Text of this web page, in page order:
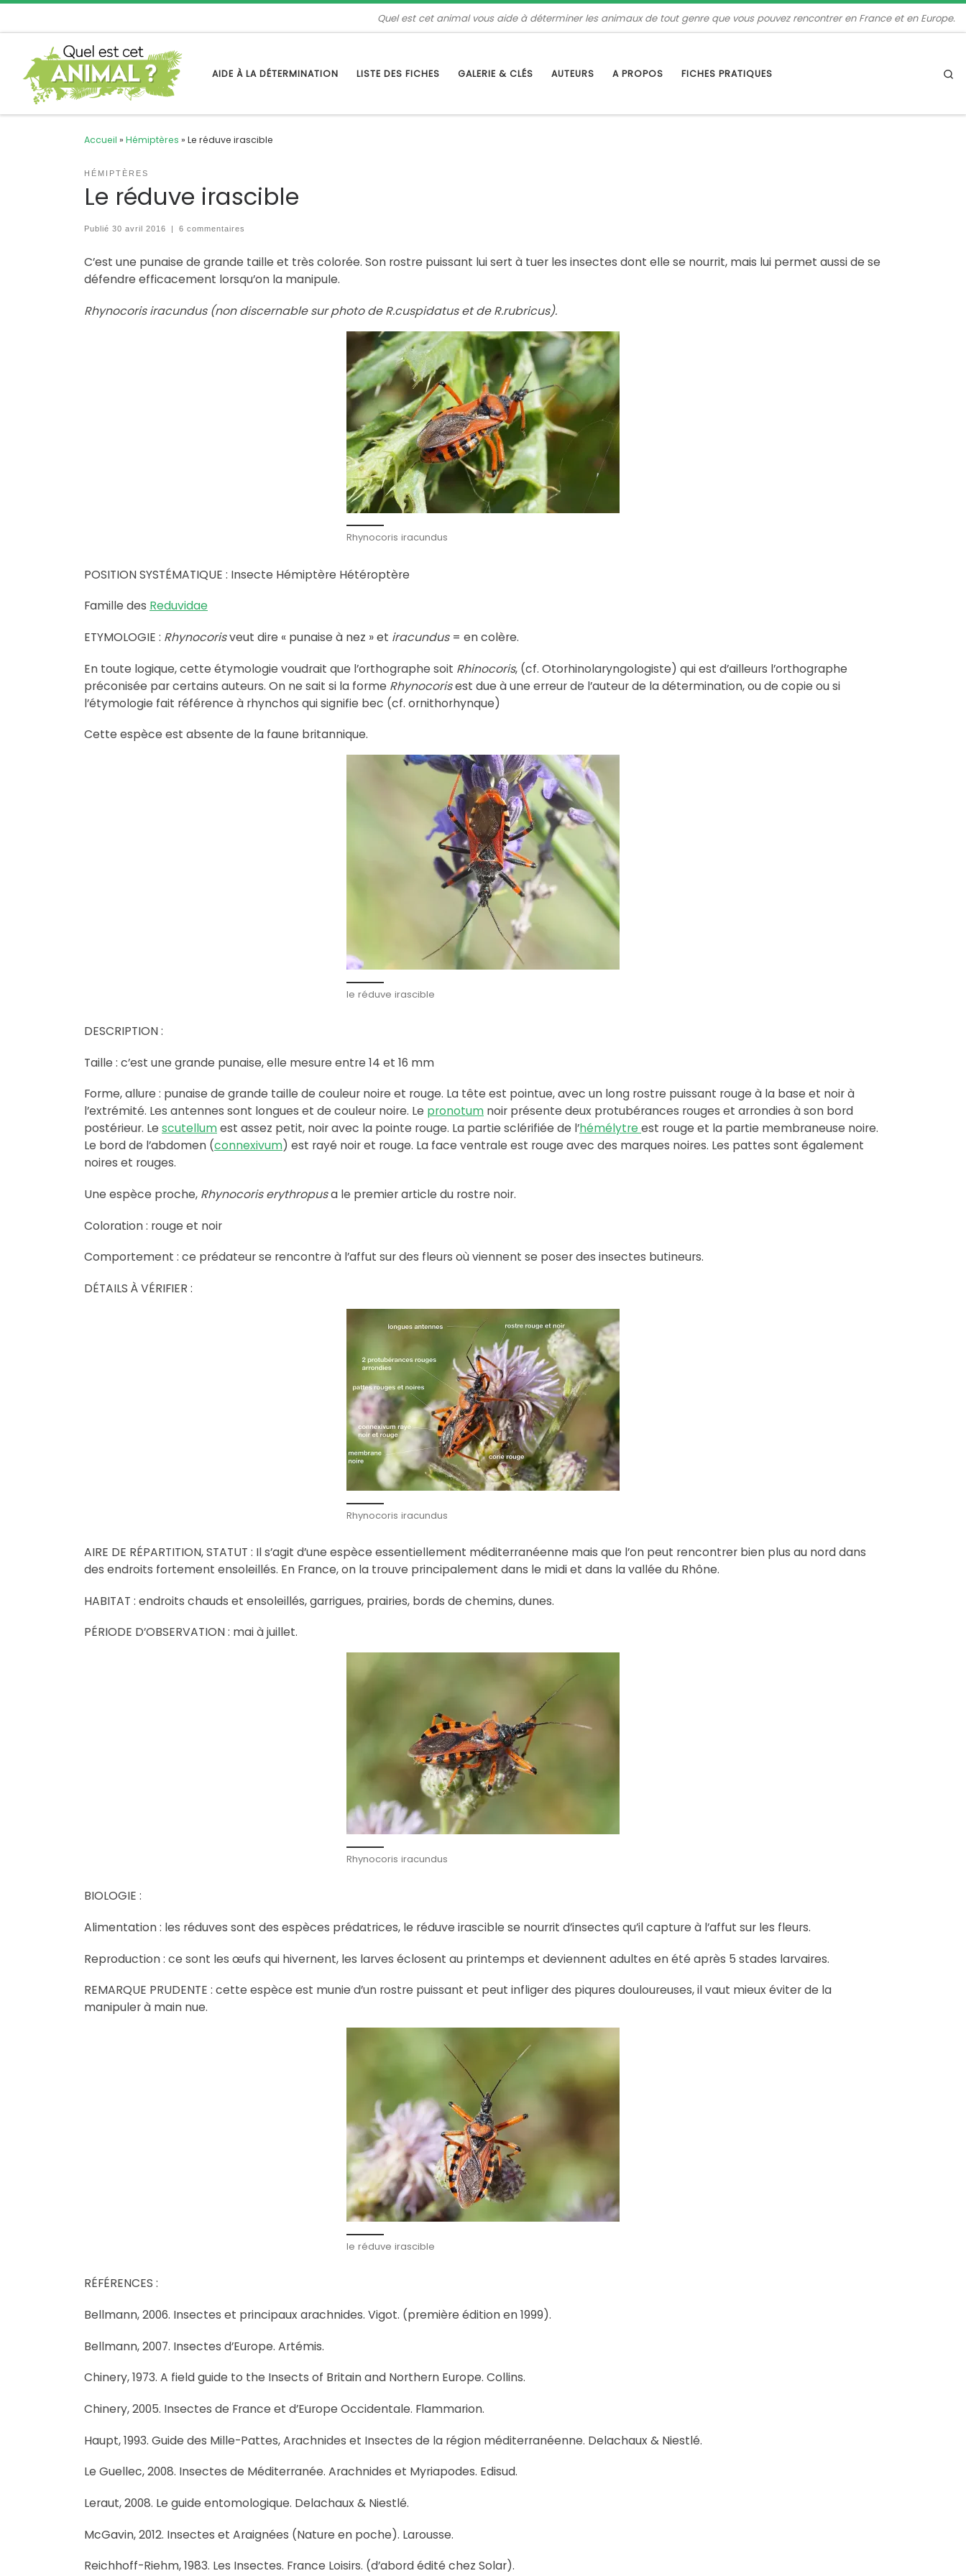
Quel est cet animal vous aide à déterminer les animaux de tout genre que vous pouvez rencontrer en France et en Europe.
AIDE À LA DÉTERMINATION LISTE DES FICHES GALERIE & CLÉS AUTEURS A PROPOS FICHES PRATIQUES
Accueil » Hémiptères » Le réduve irascible
HÉMIPTÈRES
Le réduve irascible
Publié 30 avril 2016 | 6 commentaires
C’est une punaise de grande taille et très colorée. Son rostre puissant lui sert à tuer les insectes dont elle se nourrit, mais lui permet aussi de se
défendre efficacement lorsqu’on la manipule.
Rhynocoris iracundus (non discernable sur photo de R.cuspidatus et de R.rubricus).
Rhynocoris iracundus
POSITION SYSTÉMATIQUE : Insecte Hémiptère Hétéroptère
Famille des Reduvidae
ETYMOLOGIE : Rhynocorisveut dire « punaise à nez » et iracundus= en colère.
En toute logique, cette étymologie voudrait que l’orthographe soit Rhinocoris, (cf. Otorhinolaryngologiste) qui est d’ailleurs l’orthographe
préconisée par certains auteurs. On ne sait si la forme Rhynocorisest due à une erreur de l’auteur de la détermination, ou de copie ou si
l’étymologie fait référence à rhynchos qui signifie bec (cf. ornithorhynque)
Cette espèce est absente de la faune britannique.
le réduve irascible
DESCRIPTION :
Taille : c’est une grande punaise, elle mesure entre 14 et 16 mm
Forme, allure : punaise de grande taille de couleur noire et rouge. La tête est pointue, avec un long rostre puissant rouge à la base et noir à
l’extrémité. Les antennes sont longues et de couleur noire. Le pronotum noir présente deux protubérances rouges et arrondies à son bord
postérieur. Le scutellumest assez petit, noir avec la pointe rouge. La partie sclérifiée de l’hémélytreest rouge et la partie membraneuse noire.
Le bord de l’abdomen (connexivum) est rayé noir et rouge. La face ventrale est rouge avec des marques noires. Les pattes sont également
noires et rouges.
Une espèce proche, Rhynocoris erythropusa le premier article du rostre noir.
Coloration : rouge et noir
Comportement : ce prédateur se rencontre à l’affut sur des fleurs où viennent se poser des insectes butineurs.
DÉTAILS À VÉRIFIER :
Rhynocoris iracundus
AIRE DE RÉPARTITION, STATUT : Il s’agit d’une espèce essentiellement méditerranéenne mais que l’on peut rencontrer bien plus au nord dans
des endroits fortement ensoleillés. En France, on la trouve principalement dans le midi et dans la vallée du Rhône.
HABITAT : endroits chauds et ensoleillés, garrigues, prairies, bords de chemins, dunes.
PÉRIODE D’OBSERVATION : mai à juillet.
Rhynocoris iracundus
BIOLOGIE :
Alimentation : les réduves sont des espèces prédatrices, le réduve irascible se nourrit d’insectes qu’il capture à l’affut sur les fleurs.
Reproduction : ce sont les œufs qui hivernent, les larves éclosent au printemps et deviennent adultes en été après 5 stades larvaires.
REMARQUE PRUDENTE : cette espèce est munie d’un rostre puissant et peut infliger des piqures douloureuses, il vaut mieux éviter de la
manipuler à main nue.
le réduve irascible
RÉFÉRENCES :
Bellmann, 2006. Insectes et principaux arachnides. Vigot. (première édition en 1999).
Bellmann, 2007. Insectes d’Europe. Artémis.
Chinery, 1973. A field guide to the Insects of Britain and Northern Europe. Collins.
Chinery, 2005. Insectes de France et d’Europe Occidentale. Flammarion.
Haupt, 1993. Guide des Mille-Pattes, Arachnides et Insectes de la région méditerranéenne. Delachaux & Niestlé.
Le Guellec, 2008. Insectes de Méditerranée. Arachnides et Myriapodes. Edisud.
Leraut, 2008. Le guide entomologique. Delachaux & Niestlé.
McGavin, 2012. Insectes et Araignées (Nature en poche). Larousse.
Reichhoff-Riehm, 1983. Les Insectes. France Loisirs. (d’abord édité chez Solar).